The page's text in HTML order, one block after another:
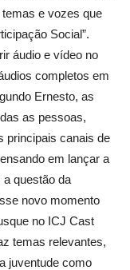
e vozes que
Social”.
áudio e vídeo no
completos em
Ernesto, as
as pessoas,
principais canais de
em lançar a
a questão da
novo momento
no ICJ Cast
temas relevantes,
juventude como